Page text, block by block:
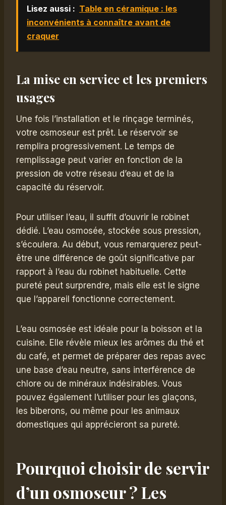
Lisez aussi : Table en céramique : les
inconvénients à connaître avant de
craquer
La mise en service et les premiers
usages
Une fois l’installation et le rinçage terminés,
votre osmoseur est prêt. Le réservoir se
remplira progressivement. Le temps de
remplissage peut varier en fonction de la
pression de votre réseau d’eau et de la
capacité du réservoir.
Pour utiliser l’eau, il suffit d’ouvrir le robinet
dédié. L’eau osmosée, stockée sous pression,
s’écoulera. Au début, vous remarquerez peut-
être une différence de goût significative par
rapport à l’eau du robinet habituelle. Cette
pureté peut surprendre, mais elle est le signe
que l’appareil fonctionne correctement.
L’eau osmosée est idéale pour la boisson et la
cuisine. Elle révèle mieux les arômes du thé et
du café, et permet de préparer des repas avec
une base d’eau neutre, sans interférence de
chlore ou de minéraux indésirables. Vous
pouvez également l’utiliser pour les glaçons,
les biberons, ou même pour les animaux
domestiques qui apprécieront sa pureté.
Pourquoi choisir de servir
d’un osmoseur ? Les